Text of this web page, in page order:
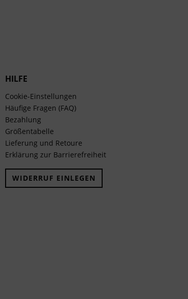
HILFE
Cookie-Einstellungen
Häufige Fragen (FAQ)
Bezahlung
Größentabelle
Lieferung und Retoure
Erklärung zur Barrierefreiheit
WIDERRUF EINLEGEN